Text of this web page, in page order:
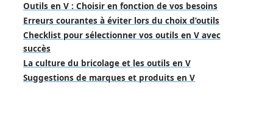
Outils en V : Choisir en fonction de vos besoins
Erreurs courantes à éviter lors du choix d’outils
Checklist pour sélectionner vos outils en V avec
succès
La culture du bricolage et les outils en V
Suggestions de marques et produits en V